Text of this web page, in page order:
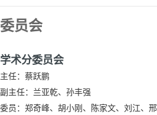
委员会
学术分委员会
主任：蔡跃鹏
副主任：兰亚乾、孙丰强
委员：郑奇峰、胡小刚、陈家文、刘江、